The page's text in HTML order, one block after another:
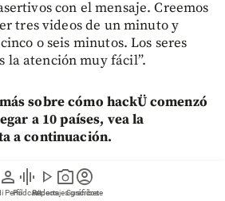
person
Perfil
graphic_eq
Pódcast
play_arrow
Videos
photo_camera
Reportajes gráficos
account_circle
Suscríbete
con el mensaje. Creemos
tres videos de un minuto y
o seis minutos. Los seres
la atención muy fácil”.
sobre cómo hackÜ comenzó
a 10 países, vea la
a continuación.